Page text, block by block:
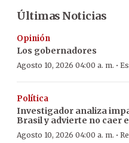
Últimas Noticias
Opinión
Los gobernadores
Agosto 10, 2026 04:00 a. m. ·
Política
Investigador analiza
Brasil y advierte no caer
Agosto 10, 2026 04:00 a. m. ·